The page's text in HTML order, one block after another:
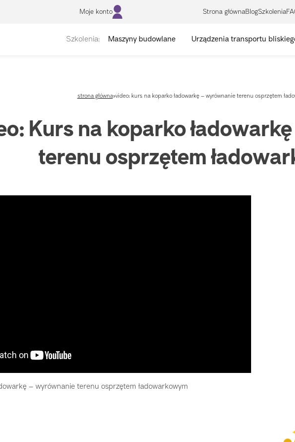
Moje konto Strona głównaBlogSzkolenia
Szkolenia: Maszyny budowlane Urządzenia transportu
strona główna»video: kurs na koparko ładowarkę – wyrównanie terenu osprzętem
Kurs na koparko
terenu osprzętem
– wyrównanie terenu osprzętem ładowarkowym